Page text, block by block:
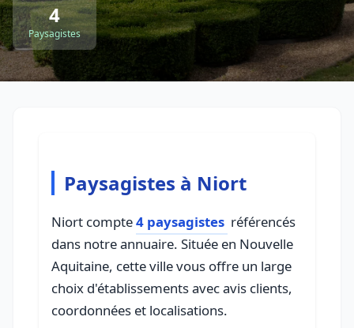
4
Paysagistes
Paysagistes à Niort
Niort compte4 paysagistes référencés
dans notre annuaire. Située en Nouvelle
Aquitaine, cette ville vous offre un large
choix d'établissements avec avis clients,
coordonnées et localisations.